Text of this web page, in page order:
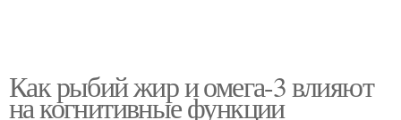
Как рыбий жир и омега-3 влияют
на когнитивные функции